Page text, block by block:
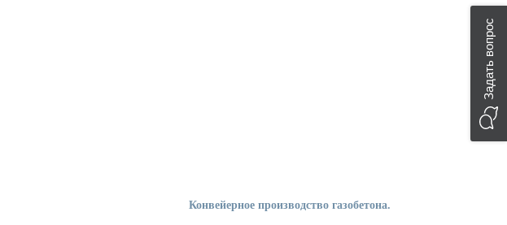
Конвейерное производство газобетона.
Задать вопрос